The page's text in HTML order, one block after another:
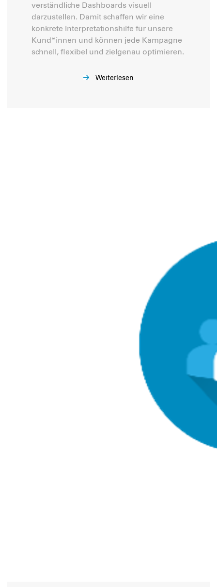
verständliche Dashboards visuell
darzustellen. Damit schaffen wir eine
konkrete Interpretationshilfe für unsere
Kund*innen und können jede Kampagne
schnell, flexibel und zielgenau optimieren.
Weiterlesen